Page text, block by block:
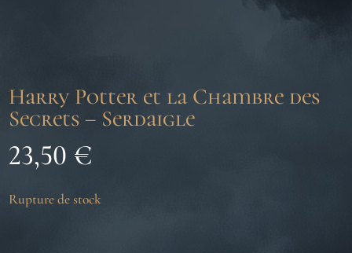
Harry Potter et la Chambre des
Secrets – Serdaigle
23,50 €
Rupture de stock